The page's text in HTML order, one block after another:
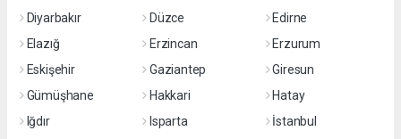
Diyarbakır
Düzce
Edirne
Elazığ
Erzincan
Erzurum
Eskişehir
Gaziantep
Giresun
Gümüşhane
Hakkari
Hatay
Iğdır
Isparta
İstanbul